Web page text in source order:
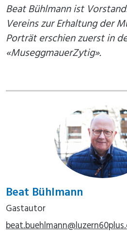
Beat Bühlmann ist
Vereins zur Erhaltung der
Porträt erschien zuerst in
«MuseggmauerZytig».
Beat Bühlmann
Gastautor